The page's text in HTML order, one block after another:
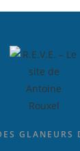
GLANEURS